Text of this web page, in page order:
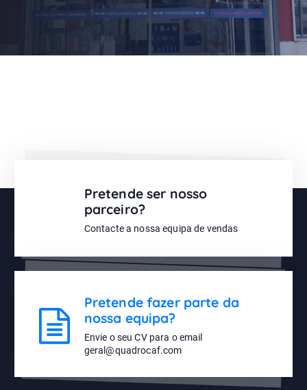
Pretende ser nosso
parceiro?
Contacte a nossa equipa de vendas
Pretende fazer parte da
nossa equipa?
Envie o seu CV para o email
geral@quadrocaf.com